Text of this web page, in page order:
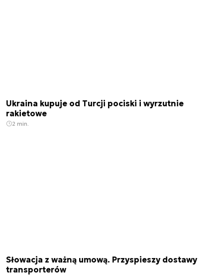
Ukraina kupuje od Turcji pociski i wyrzutnie
rakietowe
2 min.
Słowacja z ważną umową. Przyspieszy dostawy
transporterów